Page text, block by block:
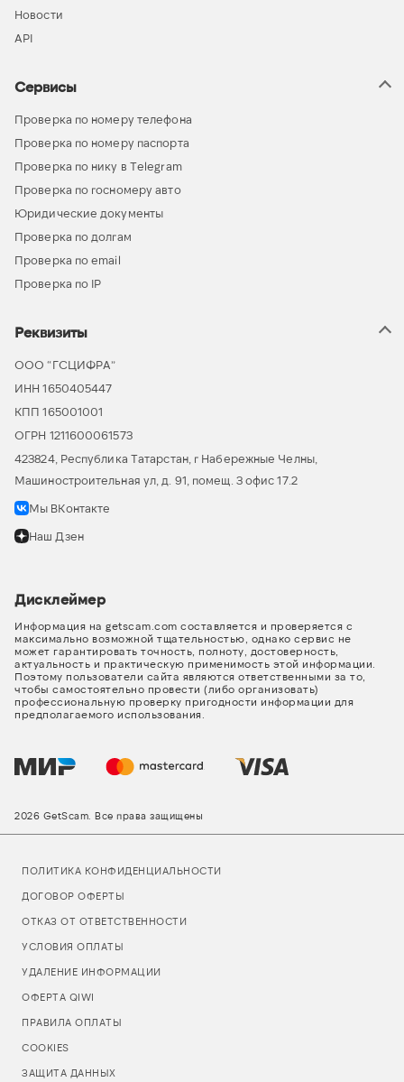
Новости
API
Сервисы
Проверка по номеру телефона
Проверка по номеру паспорта
Проверка по нику в Telegram
Проверка по госномеру авто
Юридические документы
Проверка по долгам
Проверка по email
Проверка по IP
Реквизиты
ООО “ГСЦИФРА”
ИНН 1650405447
КПП 165001001
ОГРН 1211600061573
423824, Республика Татарстан, г Набережные Челны,
Машиностроительная ул, д. 91, помещ. 3 офис 17.2
Мы ВКонтакте
Наш Дзен
Дисклеймер
Информация на getscam.com составляется и проверяется с
максимально возможной тщательностью, однако сервис не
может гарантировать точность, полноту, достоверность,
актуальность и практическую применимость этой информации.
Поэтому пользователи сайта являются ответственными за то,
чтобы самостоятельно провести (либо организовать)
профессиональную проверку пригодности информации для
предполагаемого использования.
2026 GetScam. Все права защищены
ПОЛИТИКА КОНФИДЕНЦИАЛЬНОСТИ
ДОГОВОР ОФЕРТЫ
ОТКАЗ ОТ ОТВЕТСТВЕННОСТИ
УСЛОВИЯ ОПЛАТЫ
УДАЛЕНИЕ ИНФОРМАЦИИ
ОФЕРТА QIWI
ПРАВИЛА ОПЛАТЫ
COOKIES
ЗАЩИТА ДАННЫХ